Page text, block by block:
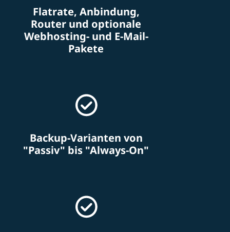
Flatrate, Anbindung,
Router und optionale
Webhosting- und E-Mail-
Pakete
Backup-Varianten von
"Passiv" bis "Always-On"